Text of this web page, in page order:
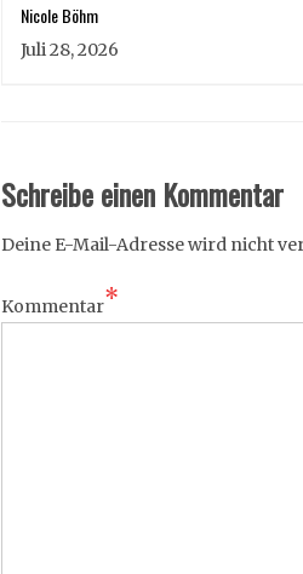
Nicole Böhm
Juli 28, 2026
Schreibe einen Kommentar
Deine E-Mail-Adresse wird nicht
Kommentar*